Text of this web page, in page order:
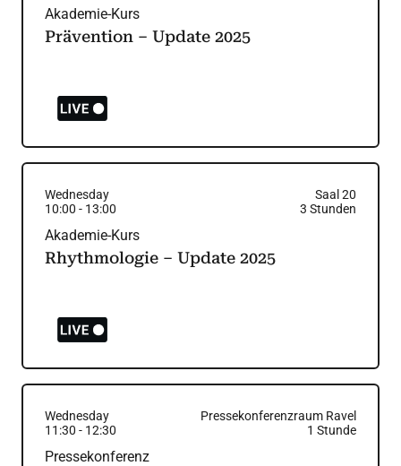
Akademie-Kurs
Prävention – Update 2025
Wednesday
Saal 20
10:00 - 13:00 3 Stunden
Akademie-Kurs
Rhythmologie – Update 2025
Wednesday
Pressekonferenzraum Ravel
11:30 - 12:30 1 Stunde
Pressekonferenz